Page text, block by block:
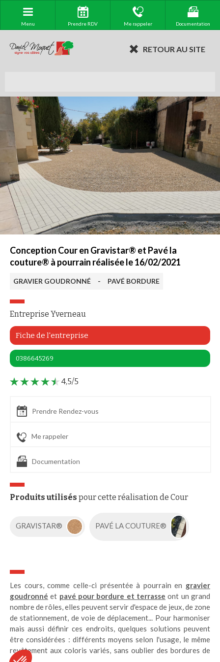
Menu Prendre RDV Me rappeler Documentation
RETOUR AU SITE
Conception Cour en Gravistar® et Pavé la
couture® à pourrain réalisée le 16/02/2021
GRAVIER GOUDRONNÉ - PAVÉ BORDURE
Entreprise Yverneau
Fiche de l'entreprise
0386645269
4,5/5
Prendre Rendez-vous
Me rappeler
Documentation
Produits utilisés pour cette réalisation de Cour
GRAVISTAR® PAVÉ LA COUTURE®
Les cours, comme celle-ci présentée à pourrain en gravier
goudronné et pavé pour bordure et terrasse ont un grand
nombre de rôles, elles peuvent servir d'espace de jeux, de zone
de stationnement, de voie de déplacement... Pour harmoniser
mais aussi définir ces endroits, quelques solutions peuvent
être considérées : différents moyens selon l'usage, le même
revêtement aux coloris variés, sans oublier des bordures de